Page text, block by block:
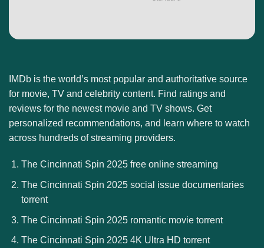
IMDb is the world’s most popular and authoritative source
for movie, TV and celebrity content. Find ratings and
reviews for the newest movie and TV shows. Get
personalized recommendations, and learn where to watch
across hundreds of streaming providers.
The Cincinnati Spin 2025 free online streaming
The Cincinnati Spin 2025 social issue documentaries
torrent
The Cincinnati Spin 2025 romantic movie torrent
The Cincinnati Spin 2025 4K Ultra HD torrent